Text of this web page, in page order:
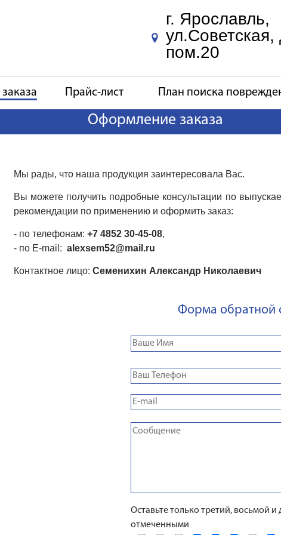
г. Ярославль,
ул.Советская,
пом.20
Прайс-лист План поиска
Оформление заказа
Мы рады, что наша продукция заинтересовала Вас.
Вы можете получить подробные консультации по
рекомендации по применению и оформить заказ:
- по телефонам: +7 4852 30-45-08,
- по E-mail: alexsem52@mail.ru
Контактное лицо: Семенихин Александр Николаевич
Форма обратной
Оставьте только третий, восьмой
отмеченными